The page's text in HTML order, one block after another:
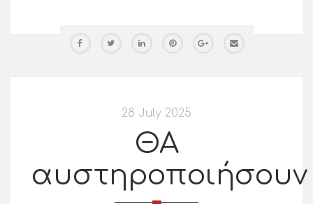
28 July 2025
ΘΑ
αυστηροποιήσουν